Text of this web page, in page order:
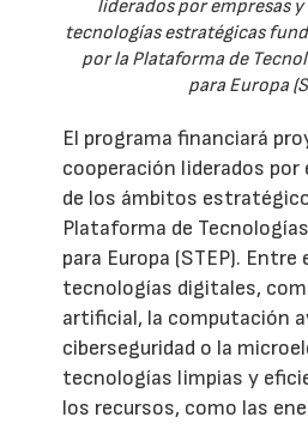
liderados por empresas
tecnologías estratégicas
por la Plataforma de
para Europa
El programa financiará
cooperación liderados por
de los ámbitos
Plataforma de
para Europa (STEP).
tecnologías digitales,
artificial, la computación
ciberseguridad o la
tecnologías limpias y
los recursos, como las